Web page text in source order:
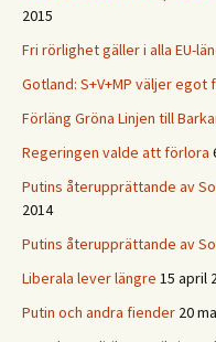
2015
Fri rörlighet gäller i alla EU-
Gotland: S+V+MP väljer
Förläng Gröna Linjen till
Regeringen valde att förlora
Putins återupprättande av
2014
Putins återupprättande av
Liberala lever längre 15 april
Putin och andra fiender 20